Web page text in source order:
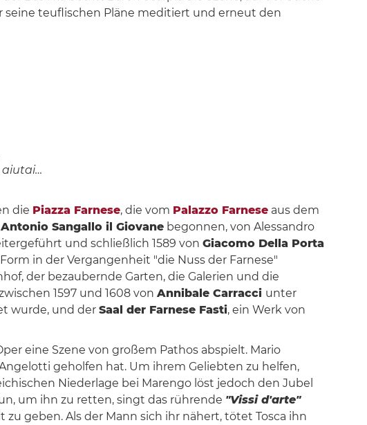
seine teuflischen Pläne meditiert und erneut den
aiutai…
die Piazza Farnese, die vom Palazzo Farneseaus dem
Antonio Sangallo il Giovanebegonnen, von Alessandro
und schließlich 1589 von Giacomo Della Porta
in der Vergangenheit "die Nuss der Farnese"
der bezaubernde Garten, die Galerien und die
1597 und 1608 von Annibale Carracci unter
wurde, und der Saal der Farnese Fasti, ein Werk von
eine Szene von großem Pathos abspielt. Mario
geholfen hat. Um ihrem Geliebten zu helfen,
Niederlage bei Marengo löst jedoch den Jubel
um ihn zu retten, singt das rührende "Vissi d'arte"
geben. Als der Mann sich ihr nähert, tötet Tosca ihn